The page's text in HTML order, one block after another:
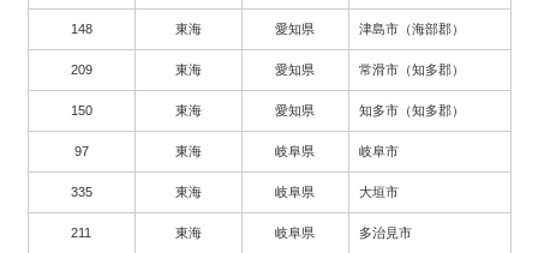
148 東海 愛知県 津島市（海部郡）
209 東海 愛知県 常滑市（知多郡）
150 東海 愛知県 知多市（知多郡）
97 東海 岐阜県 岐阜市
335 東海 岐阜県 大垣市
211 東海 岐阜県 多治見市